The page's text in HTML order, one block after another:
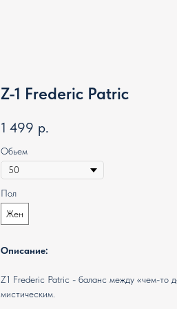
Z-1 Frederic Patric
1 499 р.
Обьем
Пол
Жен
Описание:
Z1 Frederic Patric - баланс между «чем-то
мистическим.